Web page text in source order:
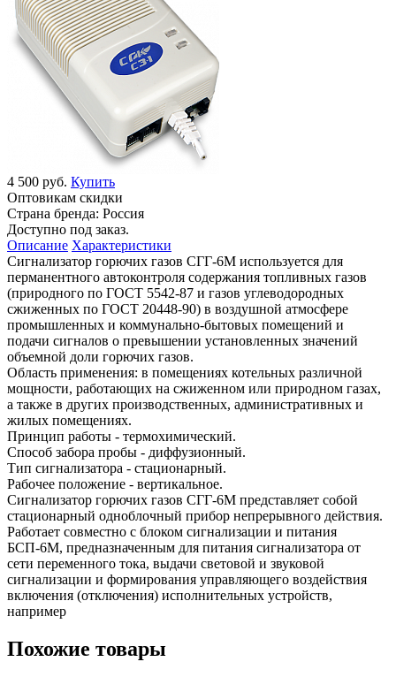
4 500 руб. Купить
Оптовикам скидки
Страна бренда: Россия
Доступно под заказ.
Описание Характеристики
Сигнализатор горючих газов СГГ-6М используется для
перманентного автоконтроля содержания топливных газов
(природного по ГОСТ 5542-87 и газов углеводородных
сжиженных по ГОСТ 20448-90) в воздушной атмосфере
промышленных и коммунально-бытовых помещений и
подачи сигналов о превышении установленных значений
объемной доли горючих газoв.
Область применения: в помещениях котельных различной
мощности, работающих на сжиженном или природном газах,
а также в других производственных, административных и
жилых помещениях.
Принцип работы - термохимический.
Способ забора пробы - диффузионный.
Тип сигнализатора - стационарный.
Рабочее положение - вертикальное.
Сигнализатор горючих газов СГГ-6М представляет собой
стационарный одноблочный прибор непрерывного действия.
Работает совместно с блоком сигнализации и питания
БСП-6М, предназначенным для питания сигнализатора от
сети переменного тока, выдачи световой и звуковой
сигнализации и формирования управляющего воздействия
включения (отключения) исполнительных устройств,
например
Похожие товары